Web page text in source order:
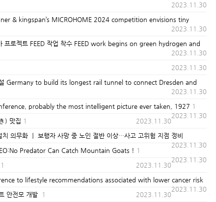
2023.11.30
& kingspan’s MICROHOME 2024 competition envisions tiny
2023.11.30
프로젝트 FEED 작업 착수 FEED work begins on green hydrogen and
2023.11.30
2023.11.30
설 Germany to build its longest rail tunnel to connect Dresden and
2023.11.30
probably the most intelligent picture ever taken, 1927 1
2023.11.30
) 맛집 1
2023.11.30
의무화 ㅣ 보행자 사망 중 노인 절반 이상…사고 고위험 지점 정비
2023.11.30
Predator Can Catch Mountain Goats ! 1
2023.11.30
1
2023.11.30
to lifestyle recommendations associated with lower cancer risk
2023.11.30
안전모 개발 1
2023.11.30